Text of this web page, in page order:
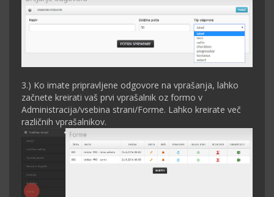
3.) Ko imate pripravljene odgovore na vprašanja, lahko
začnete kreirati vaš prvi vprašalnik oz formo v
Administracija/vsebina strani/Forme. Lahko kreirate več
različnih vprašalnikov.